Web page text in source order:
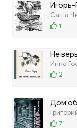
Игорь-
Саша
1
Не
Инна
2
Дом
7